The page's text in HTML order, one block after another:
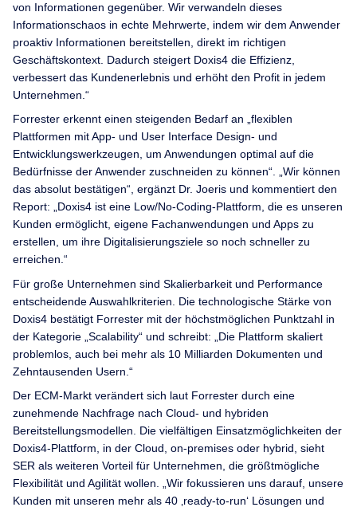
von Informationen gegenüber. Wir verwandeln dieses
Informationschaos in echte Mehrwerte, indem wir dem Anwender
proaktiv Informationen bereitstellen, direkt im richtigen
Geschäftskontext. Dadurch steigert Doxis4 die Effizienz,
verbessert das Kundenerlebnis und erhöht den Profit in jedem
Unternehmen.“
Forrester erkennt einen steigenden Bedarf an „flexiblen
Plattformen mit App- und User Interface Design- und
Entwicklungswerkzeugen, um Anwendungen optimal auf die
Bedürfnisse der Anwender zuschneiden zu können“. „Wir können
das absolut bestätigen“, ergänzt Dr. Joeris und kommentiert den
Report: „Doxis4 ist eine Low/No-Coding-Plattform, die es unseren
Kunden ermöglicht, eigene Fachanwendungen und Apps zu
erstellen, um ihre Digitalisierungsziele so noch schneller zu
erreichen.“
Für große Unternehmen sind Skalierbarkeit und Performance
entscheidende Auswahlkriterien. Die technologische Stärke von
Doxis4 bestätigt Forrester mit der höchstmöglichen Punktzahl in
der Kategorie „Scalability“ und schreibt: „Die Plattform skaliert
problemlos, auch bei mehr als 10 Milliarden Dokumenten und
Zehntausenden Usern.“
Der ECM-Markt verändert sich laut Forrester durch eine
zunehmende Nachfrage nach Cloud- und hybriden
Bereitstellungsmodellen. Die vielfältigen Einsatzmöglichkeiten der
Doxis4-Plattform, in der Cloud, on-premises oder hybrid, sieht
SER als weiteren Vorteil für Unternehmen, die größtmögliche
Flexibilität und Agilität wollen. „Wir fokussieren uns darauf, unsere
Kunden mit unseren mehr als 40 ‚ready-to-run‘ Lösungen und